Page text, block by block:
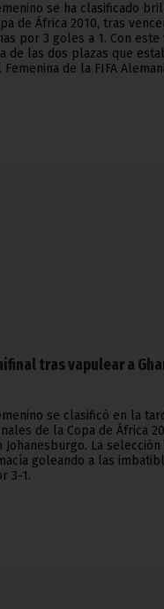
se ha clasificado
de África 2010, tras
por 3 goles a 1. Con
de las dos plazas que
de la FIFA
tras vapulear a
se clasificó en la
de la Copa de África
Johanesburgo. La
goleando a las
3-1.